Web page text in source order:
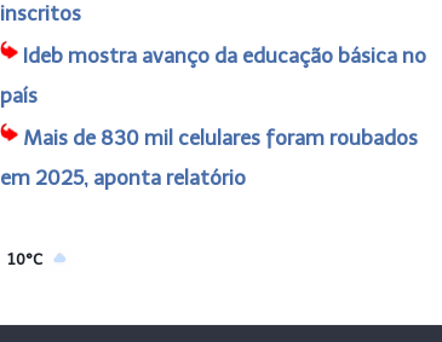
inscritos
Ideb mostra avanço da educação básica no
país
Mais de 830 mil celulares foram roubados
em 2025, aponta relatório
10°C